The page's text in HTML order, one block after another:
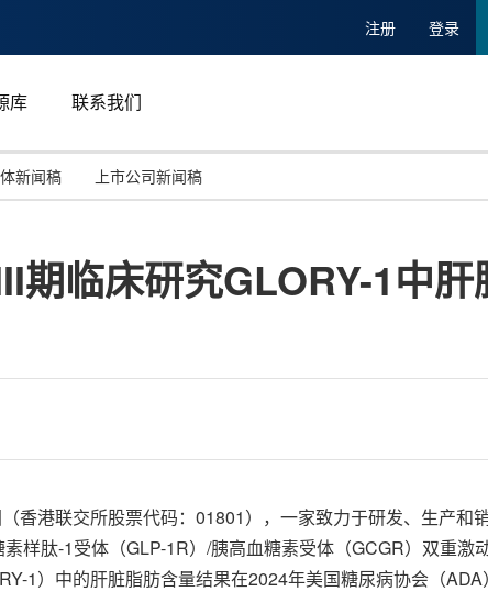
注册 登录
库 联系我们
投资并购
碳
能源化工与环保
马来西亚
新
新闻稿 上市公司新闻稿
期临床研究GLORY-1中
香港联交所股票代码：01801），一家致力于研发、生产和
样肽-1受体（GLP-1R）/胰高血糖素受体（GCGR）双重激
1）中的肝脏脂肪含量结果在2024年美国糖尿病协会（